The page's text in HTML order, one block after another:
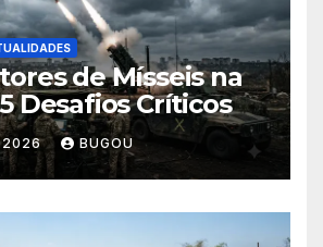
de Mísseis na
Desafios Críticos
2026 BUGOU